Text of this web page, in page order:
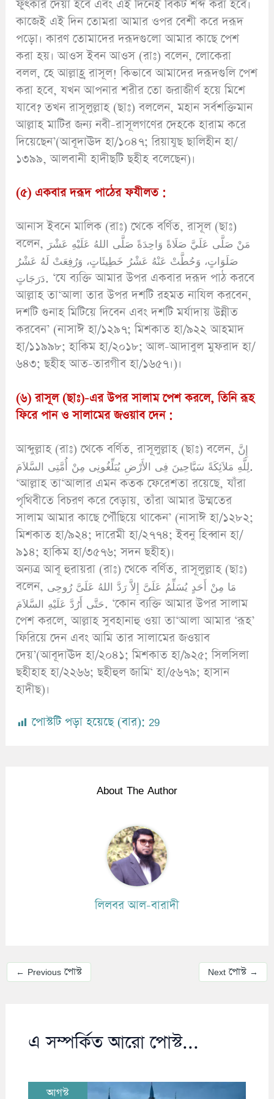
ফুৎকার দেয়া হবে এবং এই দিনেই বিকট শব্দ করা হবে।
কাজেই এই দিন তোমরা আমার ওপর বেশী করে দরূদ
পড়ো। কারণ তোমাদের দরূদগুলো আমার কাছে পেশ
করা হয়। আওস ইবন আওস (রাঃ) বলেন, লোকেরা
বলল, হে আল্লাহ্র রাসূল! কিভাবে আমাদের দরূদগুলি পেশ
করা হবে, যখন আপনার শরীর তো জরাজীর্ণ হয়ে মিশে
যাবে? তখন রাসূলুল্লাহ (ছাঃ) বললেন, মহান সর্বশক্তিমান
আল্লাহ মাটির জন্য নবী-রাসূলগণের দেহকে হারাম করে
দিয়েছেন’(আবূদাঊদ হা/১০৪৭; রিয়াযুছ ছালিহীন হা/
১৩৯৯, আলবানী হাদীছটি ছহীহ বলেছেন)।
(৫) একবার দরূদ পাঠের ফযীলত :
আনাস ইবনে মালিক (রাঃ) থেকে বর্ণিত, রাসূল (ছাঃ)
বলেন, مَنْ صَلَّى عَلَيَّ صَلَاةً وَاحِدَةً صَلَّى اللهُ عَلَيْهِ عَشْرَ
صَلَوَاتٍ، وَحُطَّتْ عَنْهُ عَشْرُ خَطِيئَاتٍ، وَرُفِعَتْ لَهُ عَشْرُ
دَرَجَاتٍ. ‘যে ব্যক্তি আমার উপর একবার দরূদ পাঠ করবে
আল্লাহ তা‘আলা তার উপর দশটি রহমত নাযিল করবেন,
দশটি গুনাহ মিটিয়ে দিবেন এবং দশটি মর্যাদায় উন্নীত
করবেন’ (নাসাঈ হা/১২৯৭; মিশকাত হা/৯২২ আহমাদ
হা/১১৯৯৮; হাকিম হা/২০১৮; আল-আদাবুল মুফরাদ হা/
৬৪৩; ছহীহ আত-তারগীব হা/১৬৫৭।)।
(৬) রাসূল (ছাঃ)-এর উপর সালাম পেশ করলে, তিনি রূহ
ফিরে পান ও সালামের জওয়াব দেন :
আব্দুল্লাহ (রাঃ) থেকে বর্ণিত, রাসূলুল্লাহ (ছাঃ) বলেন, إِنَّ
لِلَّهِ مَلاَئِكَةً سَيَّاحِينَ فِى الأَرْضِ يُبَلِّغُونِى مِنْ أُمَّتِى السَّلاَمَ.
‘আল্লাহ তা‘আলার এমন কতক ফেরেশতা রয়েছে, যাঁরা
পৃথিবীতে বিচরণ করে বেড়ায়, তাঁরা আমার উম্মতের
সালাম আমার কাছে পৌঁছিয়ে থাকেন’ (নাসাঈ হা/১২৮২;
মিশকাত হা/৯২৪; দারেমী হা/২৭৭৪; ইবনু হিব্বান হা/
৯১৪; হাকিম হা/৩৫৭৬; সদন ছহীহ)।
অন্যত্র আবূ হুরায়রা (রাঃ) থেকে বর্ণিত, রাসূলুল্লাহ (ছাঃ)
বলেন, مَا مِنْ أَحَدٍ يُسَلِّمُ عَلَىَّ إِلاَّ رَدَّ اللهُ عَلَىَّ رُوحِى
حَتَّى أَرُدَّ عَلَيْهِ السَّلاَمَ. ‘কোন ব্যক্তি আমার উপর সালাম
পেশ করলে, আল্লাহ সুবহানাহু ওয়া তা‘আলা আমার ‘রূহ’
ফিরিয়ে দেন এবং আমি তার সালামের জওয়াব
দেয়’(আবূদাঊদ হা/২০৪১; মিশকাত হা/৯২৫; সিলসিলা
ছহীহাহ হা/২২৬৬; ছহীহুল জামি‘ হা/৫৬৭৯; হাসান
হাদীছ)।
পোস্টটি পড়া হয়েছে (বার): 29
About The Author
লিলবর আল-বারাদী
← Previous পোস্ট Next পোস্ট →
এ সম্পর্কিত আরো পোস্ট...
আগস্ট